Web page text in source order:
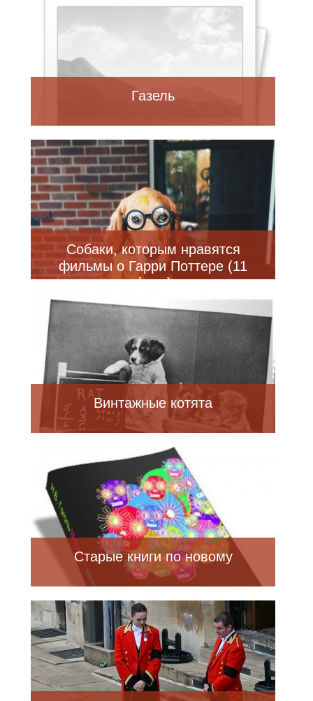
Газель
Собаки, которым нравятся
фильмы о Гарри Поттере (11
фото)
Винтажные котята
Старые книги по новому